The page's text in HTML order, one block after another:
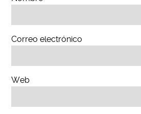
Correo electrónico
Web